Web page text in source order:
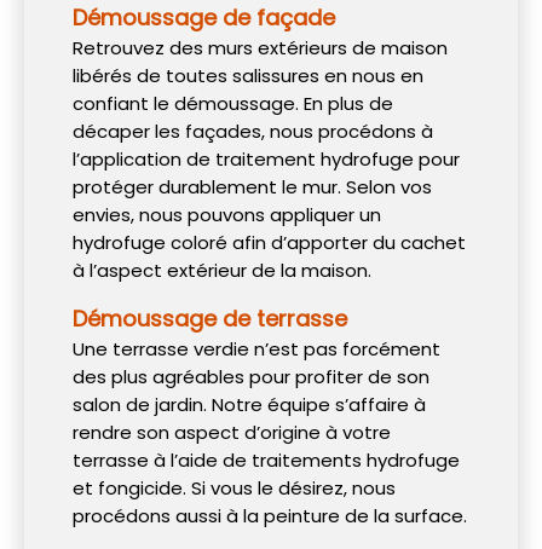
Démoussage de façade
Retrouvez des murs extérieurs de maison
libérés de toutes salissures en nous en
confiant le démoussage. En plus de
décaper les façades, nous procédons à
l’application de traitement hydrofuge pour
protéger durablement le mur. Selon vos
envies, nous pouvons appliquer un
hydrofuge coloré afin d’apporter du cachet
à l’aspect extérieur de la maison.
Démoussage de terrasse
Une terrasse verdie n’est pas forcément
des plus agréables pour profiter de son
salon de jardin. Notre équipe s’affaire à
rendre son aspect d’origine à votre
terrasse à l’aide de traitements hydrofuge
et fongicide. Si vous le désirez, nous
procédons aussi à la peinture de la surface.